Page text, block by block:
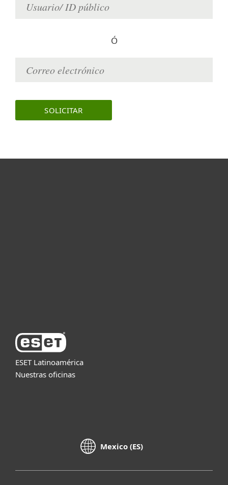
Ó
ESET Latinoamérica
Nuestras oficinas
Mexico (ES)